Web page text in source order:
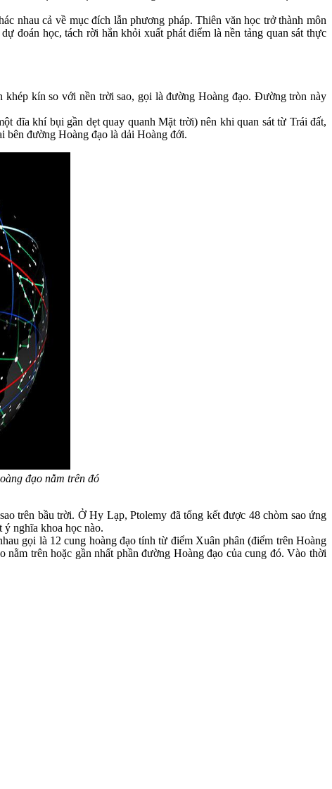
nhau cả về mục đích lẫn phương pháp. Thiên văn học trở thành môn
đoán học, tách rời hẳn khỏi xuất phát điểm là nền tảng quan sát thực
kín so với nền trời sao, gọi là đường Hoàng đạo. Đường tròn này
đĩa khí bụi gần dẹt quay quanh Mặt trời) nên khi quan sát từ Trái đất,
bên đường Hoàng đạo là dải Hoàng đới.
đạo nằm trên đó
trên bầu trời. Ở Hy Lạp, Ptolemy đã tổng kết được 48 chòm sao ứng
nghĩa khoa học nào.
gọi là 12 cung hoàng đạo tính từ điểm Xuân phân (điểm trên Hoàng
trên hoặc gần nhất phần đường Hoàng đạo của cung đó. Vào thời